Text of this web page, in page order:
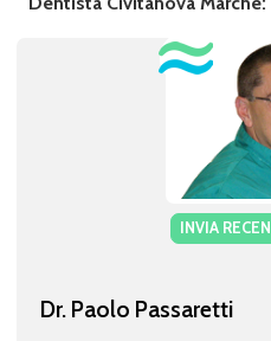
INVIA
Dr. Paolo Passaretti